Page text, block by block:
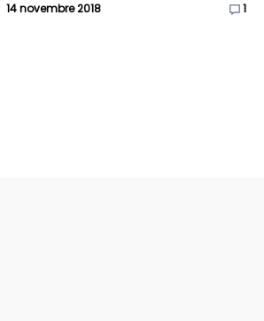
14 novembre 2018 1